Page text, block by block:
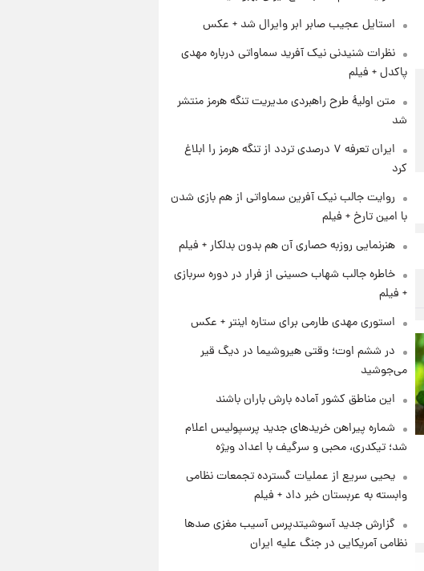
فال حافظ پنجشنبه ۱۵ مرداد ماه
۱۴۰۵
استایل عجیب صابر ابر وایرال شد + عکس
نظرات شنیدنی نیک آفرید سماواتی درباره مهدی
پاکدل + فیلم
متن اولیۀ طرح راهبردی مدیریت تنگه هرمز منتشر
شد
ایران تعرفه ۷ درصدی تردد از تنگه هرمز را ابلاغ
کرد
روایت جالب نیک آفرین سماواتی از هم بازی شدن
با امین تارخ + فیلم
هنرنمایی روزبه حصاری آن هم بدون بدلکار + فیلم
خاطره جالب شهاب حسینی از فرار در دوره سربازی
+ فیلم
استوری مهدی طارمی برای ستاره اینتر + عکس
در ششم اوت؛ وقتی هیروشیما در دیگ قیر
می‌جوشید
این مناطق کشور آماده بارش باران باشند
شماره پیراهن خریدهای جدید پرسپولیس اعلام
شد؛ تیکدری، محبی و سرگیف با اعداد ویژه
یحیی سریع از عملیات گسترده تجمعات نظامی
وابسته به عربستان خبر داد + فیلم
گزارش جدید آسوشیتدپرس آسیب مغزی صدها
نظامی آمریکایی در جنگ علیه ایران